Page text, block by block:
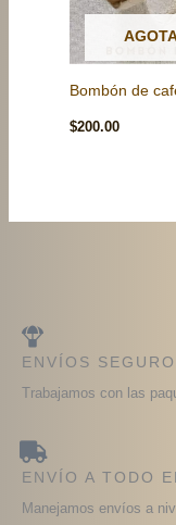
Bombón de
$200.00
ENVÍOS
Trabajamos con las
ENVÍO A TODO
Manejamos envíos a